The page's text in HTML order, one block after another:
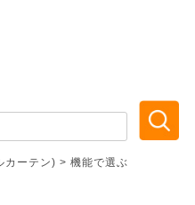
カーテン)
機能で選ぶ